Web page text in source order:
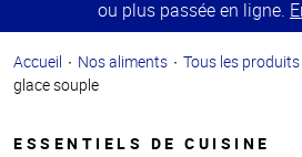
principale
ou plus passée en ligne.
Accueil Nos aliments Tous les produits
glace souple
ESSENTIELS DE CUISINE